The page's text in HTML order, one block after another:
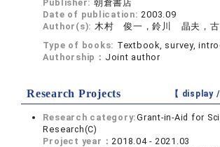
Publisher: 朝倉書店
Date of publication:2003.09
Author(s): 木村 俊一，鈴川 晶夫，
Type of books: Textbook, survey,
Authorship： Joint author
Research Projects 【 display /
Research category:Grant-in-Aid for
Research(C)
Project year：2018.04 - 2021.03